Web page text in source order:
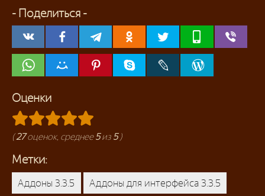
- Поделиться -
Оценки
(27оценок, среднее5из 5)
Метки:
Аддоны 3.3.5 Аддоны для интерфейса 3.3.5